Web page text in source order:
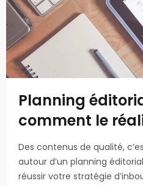
Planning
comment le
Des contenus de qualité,
autour d’un planning
réussir votre stratégie